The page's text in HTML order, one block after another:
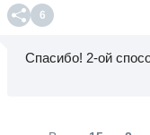
6
Спасибо! 2-ой